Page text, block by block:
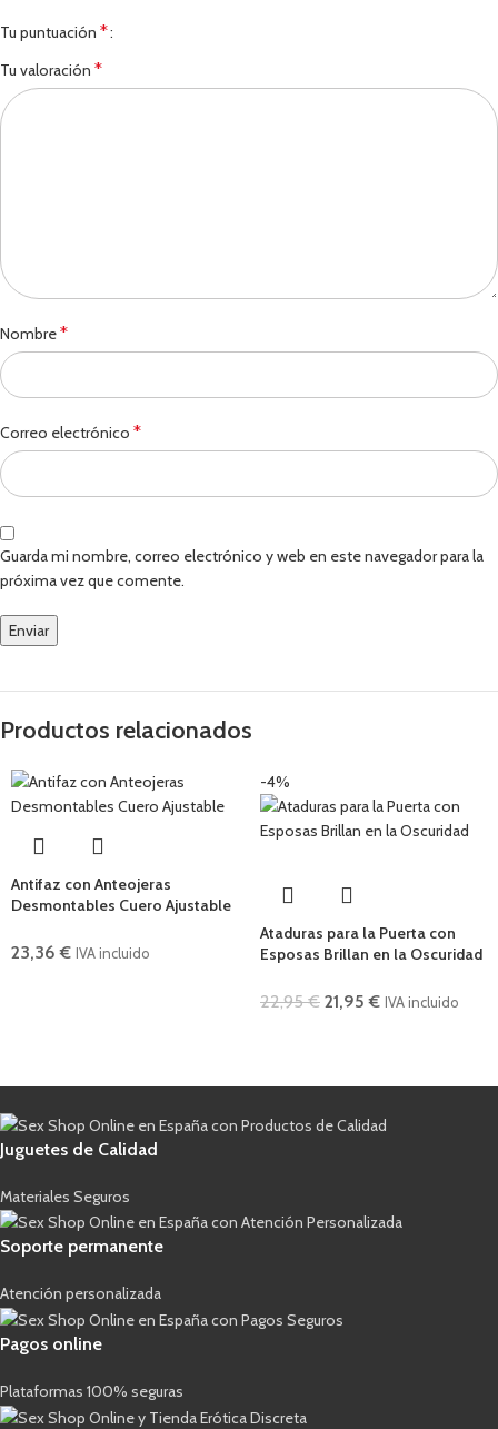
Tu puntuación *
Tu valoración *
Nombre*
Correo electrónico *
Guarda mi nombre, correo electrónico y web en este navegador para la
próxima vez que comente.
Productos relacionados
Antifaz con Anteojeras
Desmontables Cuero Ajustable
23,36€ IVA incluido
-4%
Ataduras para la Puerta con
Esposas Brillan en la Oscuridad
22,95€ 21,95€ IVA incluido
Juguetes de Calidad
Materiales Seguros
Soporte permanente
Atención personalizada
Pagos online
Plataformas 100% seguras